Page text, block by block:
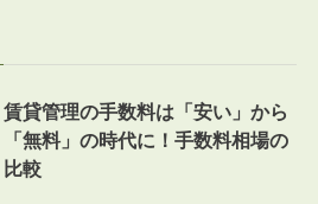
賃貸管理の手数料は「安い」から
「無料」の時代に！手数料相場の
比較